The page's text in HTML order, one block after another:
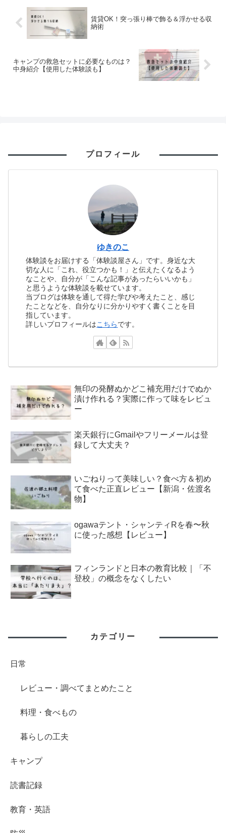
賃貸OK！突っ張り棒で飾る＆浮かせる収
納術
キャンプの救急セットに必要なものは？
中身紹介【使用した体験談も】
プロフィール
ゆきのこ
体験談をお届けする「体験談屋さん」です。身近な大
切な人に「これ、役立つかも！」と伝えたくなるよう
なことや、自分が「こんな記事があったらいいかも」
と思うような体験談を載せています。
当ブログは体験を通して得た学びや考えたこと、感じ
たことなどを、自分なりに分かりやすく書くことを目
指しています。
詳しいプロフィールはこちらです。
無印の発酵ぬかどこ補充用だけでぬか
漬け作れる？実際に作って味をレビュ
ー
楽天銀行にGmailやフリーメールは登
録して大丈夫？
いごねりって美味しい？食べ方＆初め
て食べた正直レビュー【新潟・佐渡名
物】
ogawaテント・シャンティRを春〜秋
に使った感想【レビュー】
フィンランドと日本の教育比較｜「不
登校」の概念をなくしたい
カテゴリー
日常
レビュー・調べてまとめたこと
料理・食べもの
暮らしの工夫
キャンプ
読書記録
教育・英語